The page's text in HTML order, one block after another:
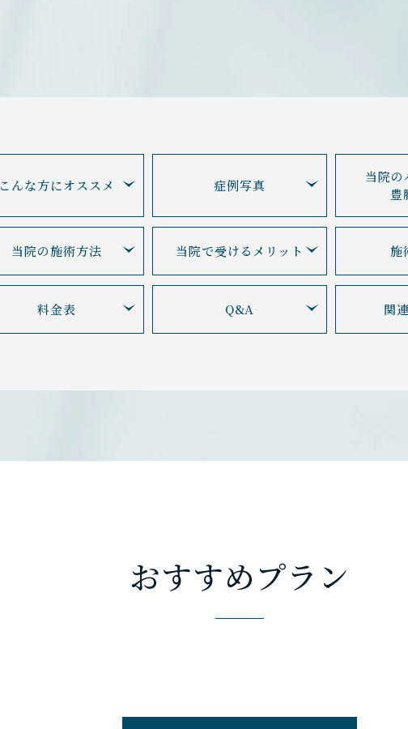
こんな方にオススメ 症例写真
当院の
豊
当院の施術方法 当院で受ける メリット 施
料金表 Q&A 関
おすすめプラン